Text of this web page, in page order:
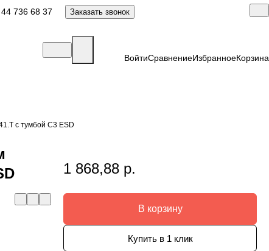
736 68 37 Заказать звонок
ВойтиСравнениеИзбранноеКорзина
с тумбой С3 ESD
1 868,88 р.
В корзину
Купить в 1 клик